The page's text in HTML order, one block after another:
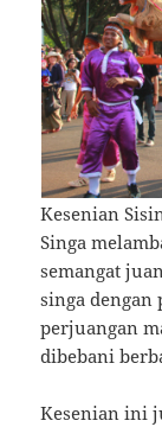
Kesenian
Singa
semangat
singa dengan
perjuangan
dibebani
Kesenian ini